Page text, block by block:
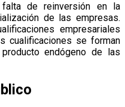
de reinversión en la
de las empresas.
empresariales
cualificaciones se forman
endógeno de las